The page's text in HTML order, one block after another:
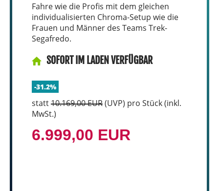
Fahre wie die Profis mit dem gleichen
individualisierten Chroma-Setup wie die
Frauen und Männer des Teams Trek-
Segafredo.
SOFORT IM LADEN VERFÜGBAR
-31.2%
statt10.169,00 EUR(UVP) pro Stück (inkl.
MwSt.)
6.999,00 EUR